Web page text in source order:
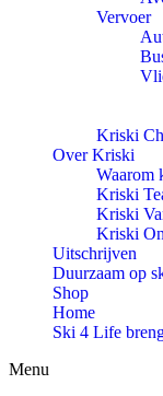
Vervoer
Kriski
Over Kriski
Waarom
Kriski
Kriski
Kriski
Uitschrijven
Duurzaam op
Shop
Home
Ski 4 Life
Menu